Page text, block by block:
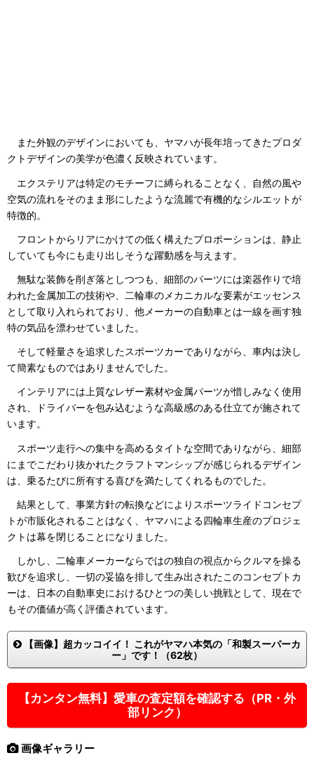
また外観のデザインにおいても、ヤマハが長年培ってきたプロダ
クトデザインの美学が色濃く反映されています。
エクステリアは特定のモチーフに縛られることなく、自然の風や
空気の流れをそのまま形にしたような流麗で有機的なシルエットが
特徴的。
フロントからリアにかけての低く構えたプロポーションは、静止
していても今にも走り出しそうな躍動感を与えます。
無駄な装飾を削ぎ落としつつも、細部のパーツには楽器作りで培
われた金属加工の技術や、二輪車のメカニカルな要素がエッセンス
として取り入れられており、他メーカーの自動車とは一線を画す独
特の気品を漂わせていました。
そして軽量さを追求したスポーツカーでありながら、車内は決し
て簡素なものではありませんでした。
インテリアには上質なレザー素材や金属パーツが惜しみなく使用
され、ドライバーを包み込むような高級感のある仕立てが施されて
います。
スポーツ走行への集中を高めるタイトな空間でありながら、細部
にまでこだわり抜かれたクラフトマンシップが感じられるデザイン
は、乗るたびに所有する喜びを満たしてくれるものでした。
結果として、事業方針の転換などによりスポーツライドコンセプ
トが市販化されることはなく、ヤマハによる四輪車生産のプロジェ
クトは幕を閉じることになりました。
しかし、二輪車メーカーならではの独自の視点からクルマを操る
歓びを追求し、一切の妥協を排して生み出されたこのコンセプトカ
ーは、日本の自動車史におけるひとつの美しい挑戦として、現在で
もその価値が高く評価されています。
【画像】超カッコイイ！ これがヤマハ本気の「和製スーパーカ
ー」です！（62枚）
【カンタン無料】愛車の査定額を確認する（PR・外
部リンク）
画像ギャラリー